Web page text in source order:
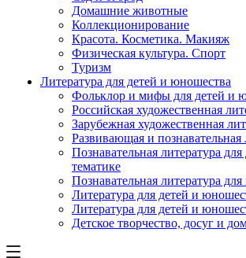
Домашние животные
Коллекционирование
Красота. Косметика. Макияж
Физическая культура. Спорт
Туризм
Литература для детей и юношества
Фольклор и мифы для детей и
Российская художественная
Зарубежная художественная
Развивающая и
Познавательная литература
тематике
Познавательная литература
Литература для детей и
Литература для детей и
Детское творчество, досуг и